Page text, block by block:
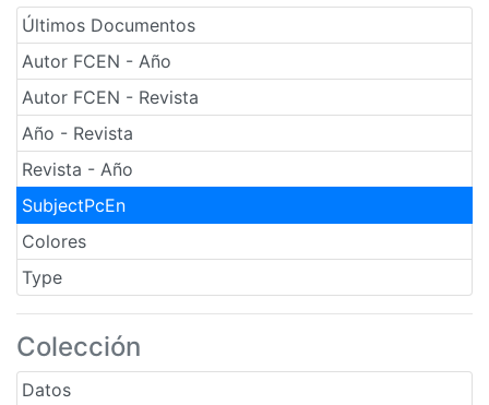
Últimos Documentos
Autor FCEN - Año
Autor FCEN - Revista
Año - Revista
Revista - Año
SubjectPcEn
Colores
Type
Colección
Datos